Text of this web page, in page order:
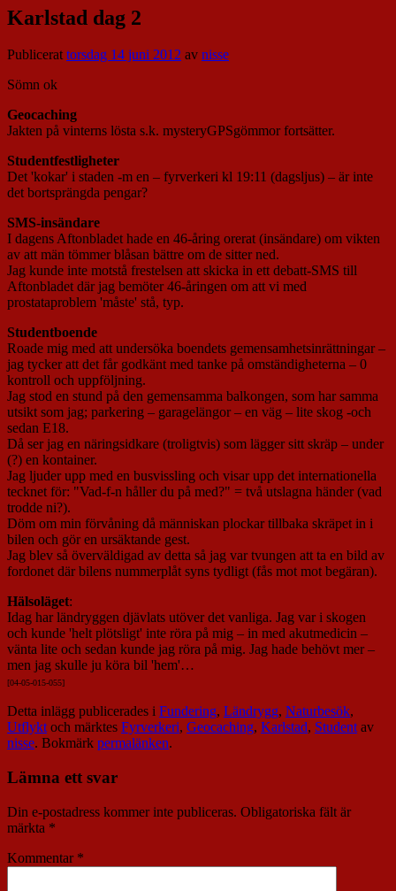
Karlstad dag 2
Publicerattorsdag 14 juni 2012 av nisse
Sömn ok
Geocaching
Jakten på vinterns lösta s.k. mysteryGPSgömmor fortsätter.
Studentfestligheter
Det 'kokar' i staden -m en – fyrverkeri kl 19:11 (dagsljus) – är inte
det bortsprängda pengar?
SMS-insändare
I dagens Aftonbladet hade en 46-åring orerat (insändare) om vikten
av att män tömmer blåsan bättre om de sitter ned.
Jag kunde inte motstå frestelsen att skicka in ett debatt-SMS till
Aftonbladet där jag bemöter 46-åringen om att vi med
prostataproblem 'måste' stå, typ.
Studentboende
Roade mig med att undersöka boendets gemensamhetsinrättningar –
jag tycker att det får godkänt med tanke på omständigheterna – 0
kontroll och uppföljning.
Jag stod en stund på den gemensamma balkongen, som har samma
utsikt som jag; parkering – garagelängor – en väg – lite skog -och
sedan E18.
Då ser jag en näringsidkare (troligtvis) som lägger sitt skräp – under
(?) en kontainer.
Jag ljuder upp med en busvissling och visar upp det internationella
tecknet för: "Vad-f-n håller du på med?" = två utslagna händer (vad
trodde ni?).
Döm om min förvåning då människan plockar tillbaka skräpet in i
bilen och gör en ursäktande gest.
Jag blev så överväldigad av detta så jag var tvungen att ta en bild av
fordonet där bilens nummerplåt syns tydligt (fås mot mot begäran).
Hälsoläget:
Idag har ländryggen djävlats utöver det vanliga. Jag var i skogen
och kunde 'helt plötsligt' inte röra på mig – in med akutmedicin –
vänta lite och sedan kunde jag röra på mig. Jag hade behövt mer –
men jag skulle ju köra bil 'hem'…
[04-05-015-055]
Detta inlägg publicerades i Fundering, Ländrygg, Naturbesök,
Utflyktoch märktes Fyrverkeri, Geocaching, Karlstad, Studentav
nisse. Bokmärk permalänken.
Lämna ett svar
Din e-postadress kommer inte publiceras. Obligatoriska fält är
märkta *
Kommentar *